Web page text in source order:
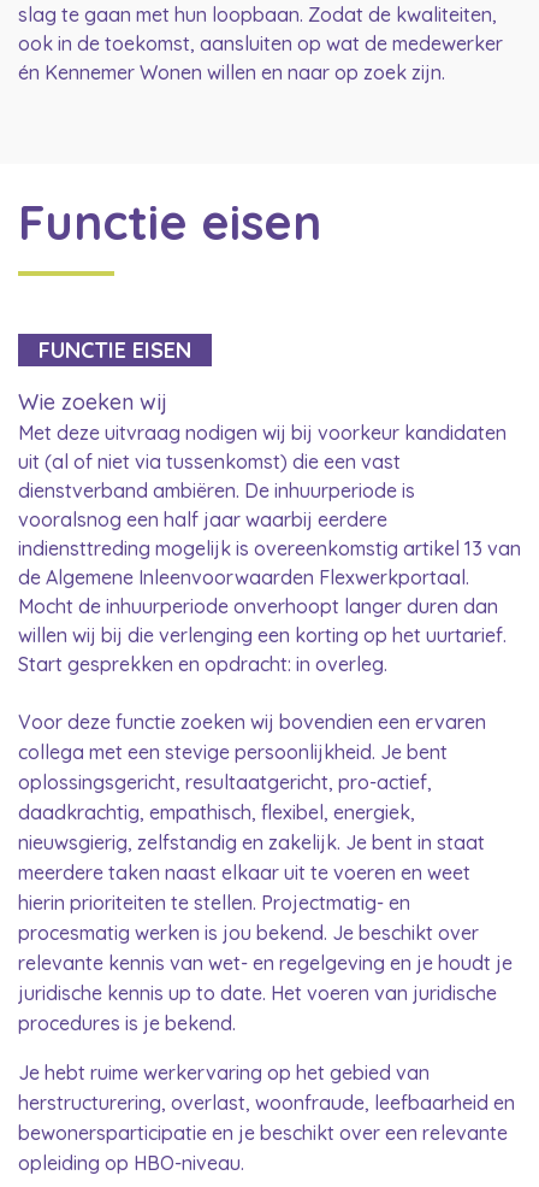
slag te gaan met hun loopbaan. Zodat de kwaliteiten,
ook in de toekomst, aansluiten op wat de medewerker
én Kennemer Wonen willen en naar op zoek zijn.
Functie eisen
FUNCTIE EISEN
Wie zoeken wij
Met deze uitvraag nodigen wij bij voorkeur kandidaten
uit (al of niet via tussenkomst) die een vast
dienstverband ambiëren. De inhuurperiode is
vooralsnog een half jaar waarbij eerdere
indiensttreding mogelijk is overeenkomstig artikel 13 van
de Algemene Inleenvoorwaarden Flexwerkportaal.
Mocht de inhuurperiode onverhoopt langer duren dan
willen wij bij die verlenging een korting op het uurtarief.
Start gesprekken en opdracht: in overleg.
Voor deze functie zoeken wij bovendien een ervaren
collega met een stevige persoonlijkheid. Je bent
oplossingsgericht, resultaatgericht, pro-actief,
daadkrachtig, empathisch, flexibel, energiek,
nieuwsgierig, zelfstandig en zakelijk. Je bent in staat
meerdere taken naast elkaar uit te voeren en weet
hierin prioriteiten te stellen. Projectmatig- en
procesmatig werken is jou bekend. Je beschikt over
relevante kennis van wet- en regelgeving en je houdt je
juridische kennis up to date. Het voeren van juridische
procedures is je bekend.
Je hebt ruime werkervaring op het gebied van
herstructurering, overlast, woonfraude, leefbaarheid en
bewonersparticipatie en je beschikt over een relevante
opleiding op HBO-niveau.